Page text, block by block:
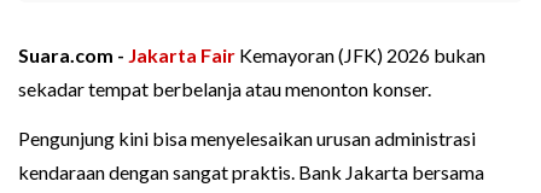
Suara.com - Jakarta Fair Kemayoran (JFK) 2026 bukan
sekadar tempat berbelanja atau menonton konser.
Pengunjung kini bisa menyelesaikan urusan administrasi
kendaraan dengan sangat praktis. Bank Jakarta bersama